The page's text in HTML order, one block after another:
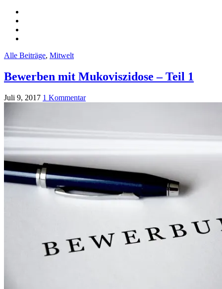
Alle Beiträge, Mitwelt
Bewerben mit Mukoviszidose – Teil 1
Juli 9, 2017 1 Kommentar